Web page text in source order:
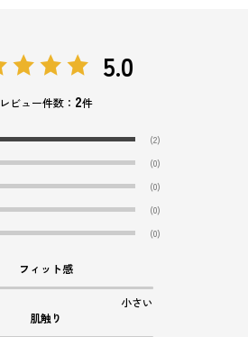
5.0
レビュー件数： 2件
(2)
(0)
(0)
(0)
(0)
フィット感
小さい
肌触り